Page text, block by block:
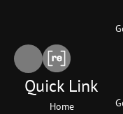
Quick Link
Home